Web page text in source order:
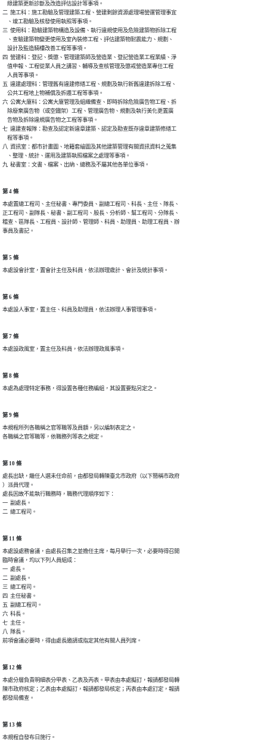
    綠建築更新診斷及改造評估設計等事項。
二  施工科：施工勘驗及管理建築工程、營建剩餘資源處理場營運管理事宜
    、竣工勘驗及核發使用執照等事項。
三  使用科：勘驗建築物構造及設備、執行違規使用及危險建築物拆除工程
    、查驗建築物變更使用及室內裝修工程、評估建築物耐震能力、規劃、
    設計及監造騎樓改善工程等事項。
四  營建科：登記、獎懲、管理建築師及營造業、登記營造業工程業績、淨
    值申報、工程從業人員之講習、輔導及查核管理及懲戒營造業專任工程
    人員等事項。
五  違建處理科：管理舊有違建修繕工程、規劃及執行新舊違建拆除工程、
    公共工程地上物補償及拆遷工程等事項。
六  公寓大廈科：公寓大廈管理及組織備查、即時拆除危險廣告物工程、拆
    除廢棄廣告物（或空鐵架）工程、管理廣告物、規劃及執行美化更置廣
    告物及拆除違規廣告物之工程等事項。
七  違建查報隊：勘查及認定新違章建築、認定及勘查既存違章建築修繕工
    程等事項。
八  資訊室：都市計畫圖、地籍套繪圖及其他建築管理有關資訊資料之蒐集
    、整理、統計、運用及建築執照檔案之處理等事項。
九  秘書室：文書、檔案、出納、總務及不屬其他各單位事項。
第 4 條
本處置總工程司、主任秘書、專門委員、副總工程司、科長、主任、隊長、
正工程司、副隊長、秘書、副工程司、股長、分析師、幫工程司、分隊長、
稽查、區隊長、工程員、設計師、管理師、科員、助理員、助理工程員、辦
事員及書記。
第 5 條
本處設會計室，置會計主任及科員，依法辦理歲計、會計及統計事項。
第 6 條
本處設人事室，置主任、科員及助理員，依法辦理人事管理事項。
第 7 條
本處設政風室，置主任及科員，依法辦理政風事項。
第 8 條
本處為處理特定事務，得設置各種任務編組，其設置要點另定之。
第 9 條
本規程所列各職稱之官等職等及員額，另以編制表定之。
各職稱之官等職等，依職務列等表之規定。
第 10 條
處長出缺，繼任人選未任命前，由都發局轉陳臺北市政府（以下簡稱市政府
）派員代理。
處長因故不能執行職務時，職務代理順序如下：
一  副處長。
二  總工程司。
第 11 條
本處設處務會議，由處長召集之並擔任主席，每月舉行一次，必要時得召開
臨時會議，均以下列人員組成：
一  處長。
二  副處長。
三  總工程司。
四  主任秘書。
五  副總工程司。
六  科長。
七  主任。
八  隊長。
前項會議必要時，得由處長邀請或指定其他有關人員列席。
第 12 條
本處分層負責明細表分甲表、乙表及丙表。甲表由本處擬訂，報請都發局轉
陳市政府核定；乙表由本處擬訂，報請都發局核定；丙表由本處訂定，報請
都發局備查。
第 13 條
本規程自發布日施行。